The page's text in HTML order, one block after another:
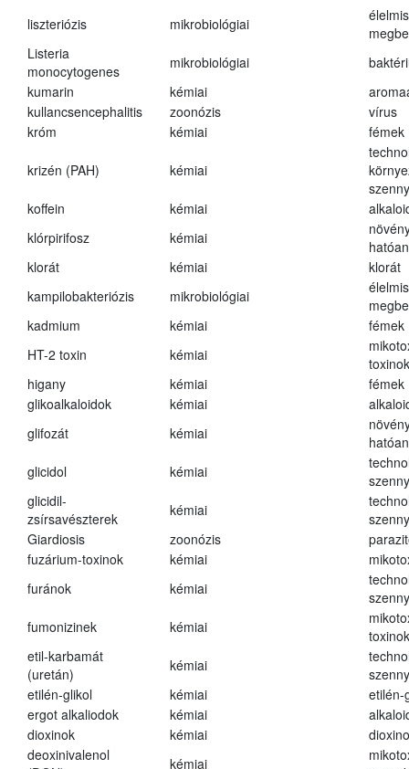
liszteriózis
mikrobiológiai
Listeria
monocytogenes
mikrobiológiai
kumarin
kémiai
kullancsencephalitis
zoonózis
vírus
króm
kémiai fémek
krizén (PAH) kémiai
koffein
kémiai
klórpirifosz
kémiai
klorát
kémiai
klorát
kampilobakteriózis
mikrobiológiai
kadmium
kémiai
fémek
HT-2 toxin
kémiai
toxinok
higany
kémiai
fémek
glikoalkaloidok
kémiai
glifozát
kémiai
glicidol
kémiai
glicidil-
zsírsavészterek
kémiai
Giardiosis
zoonózis
fuzárium-toxinok
kémiai
furánok
kémiai
fumonizinek
kémiai
toxinok
etil-karbamát
(uretán)
kémiai
etilén-glikol
kémiai
etilén-
ergot alkaliodok
kémiai
dioxinok
kémiai
deoxinivalenol
kémiai